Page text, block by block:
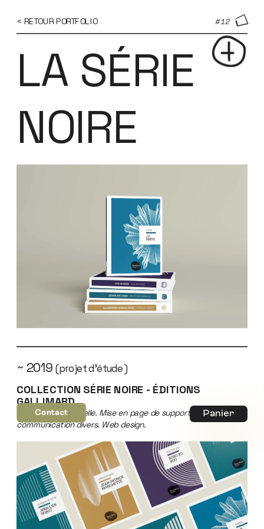
< RETOUR PORTFOLIO #12
LA SÉRIE
NOIRE
~ 2019 (projet d'étude)
COLLECTION SÉRIE NOIRE - ÉDITIONS
GALLIMARD
Logo. Identité visuelle. Mise en page de supports de
communication divers. Web design.
Contact Panier